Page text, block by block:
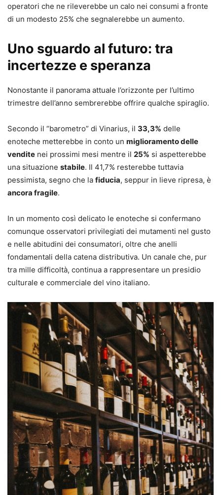
operatori che ne rileverebbe un calo nei consumi a fronte
di un modesto 25% che segnalerebbe un aumento.
Uno sguardo al futuro: tra
incertezze e speranza
Nonostante il panorama attuale l’orizzonte per l’ultimo
trimestre dell’anno sembrerebbe offrire qualche spiraglio.
Secondo il “barometro” di Vinarius, il 33,3% delle
enoteche metterebbe in conto un miglioramento delle
vendite nei prossimi mesi mentre il 25% si aspetterebbe
una situazione stabile. Il 41,7% resterebbe tuttavia
pessimista, segno che la fiducia, seppur in lieve ripresa, è
ancora fragile.
In un momento così delicato le enoteche si confermano
comunque osservatori privilegiati dei mutamenti nel gusto
e nelle abitudini dei consumatori, oltre che anelli
fondamentali della catena distributiva. Un canale che, pur
tra mille difficoltà, continua a rappresentare un presidio
culturale e commerciale del vino italiano.